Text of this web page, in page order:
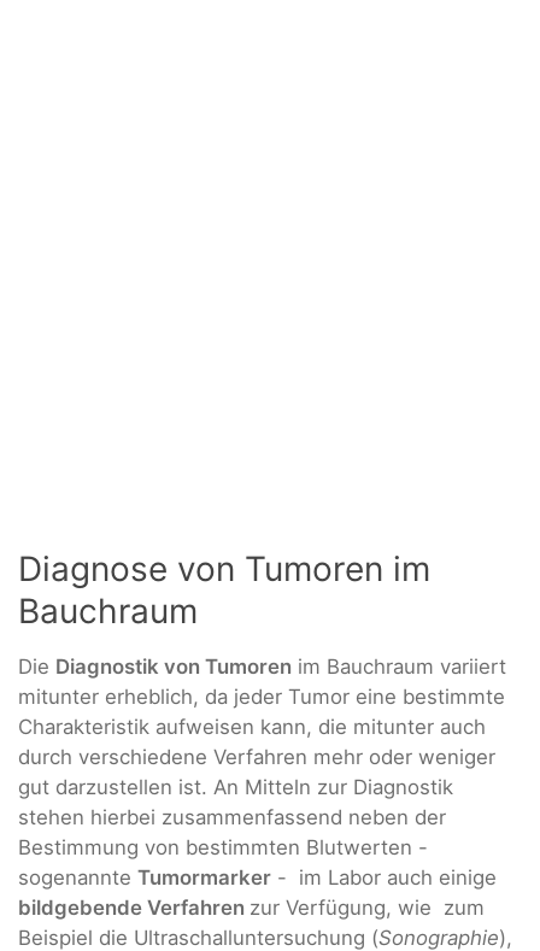
Diagnose von Tumoren im
Bauchraum
Die Diagnostik von Tumoren im Bauchraum variiert
mitunter erheblich, da jeder Tumor eine bestimmte
Charakteristik aufweisen kann, die mitunter auch
durch verschiedene Verfahren mehr oder weniger
gut darzustellen ist. An Mitteln zur Diagnostik
stehen hierbei zusammenfassend neben der
Bestimmung von bestimmten Blutwerten -
sogenannte Tumormarker - im Labor auch einige
bildgebende Verfahren zur Verfügung, wie zum
Beispiel die Ultraschalluntersuchung (Sonographie),